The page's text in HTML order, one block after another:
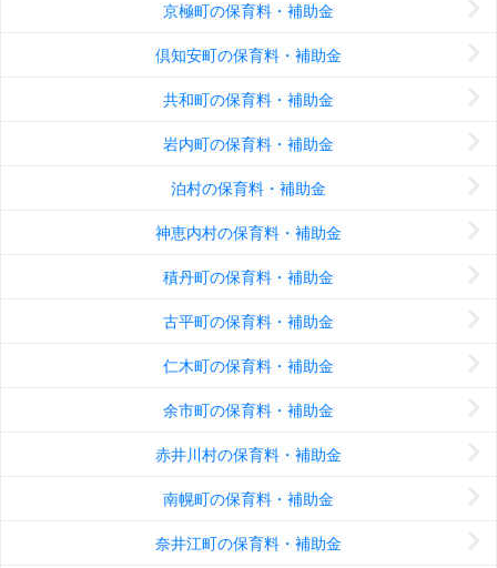
京極町の保育料・補助金
倶知安町の保育料・補助金
共和町の保育料・補助金
岩内町の保育料・補助金
泊村の保育料・補助金
神恵内村の保育料・補助金
積丹町の保育料・補助金
古平町の保育料・補助金
仁木町の保育料・補助金
余市町の保育料・補助金
赤井川村の保育料・補助金
南幌町の保育料・補助金
奈井江町の保育料・補助金